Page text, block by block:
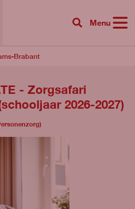
{{ Menu
Brabant
- Zorgsafari
2026-2027)